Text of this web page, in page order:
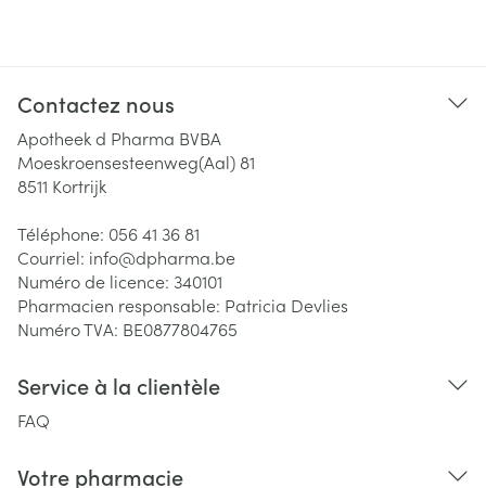
Contactez nous
Apotheek d Pharma BVBA
Moeskroensesteenweg(Aal) 81
8511 Kortrijk
Téléphone: 056 41 36 81
Courriel: info@dpharma.be
Numéro de licence: 340101
Pharmacien responsable: Patricia Devlies
Numéro TVA: BE0877804765
Service à la clientèle
FAQ
Votre pharmacie